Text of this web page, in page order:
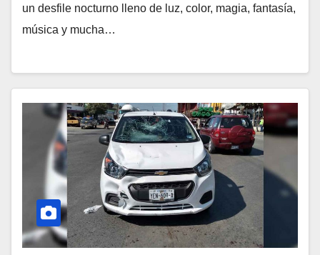
un desfile nocturno lleno de luz, color, magia, fantasía,
música y mucha…